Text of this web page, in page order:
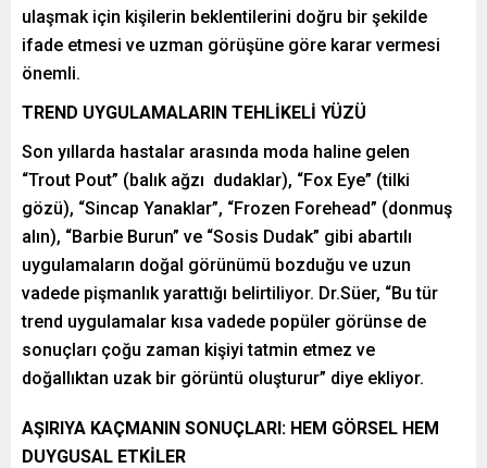
ulaşmak için kişilerin beklentilerini doğru bir şekilde
ifade etmesi ve uzman görüşüne göre karar vermesi
önemli.
TREND UYGULAMALARIN TEHLİKELİ YÜZÜ
Son yıllarda hastalar arasında moda haline gelen
“Trout Pout” (balık ağzı dudaklar), “Fox Eye” (tilki
gözü), “Sincap Yanaklar”, “Frozen Forehead” (donmuş
alın), “Barbie Burun” ve “Sosis Dudak” gibi abartılı
uygulamaların doğal görünümü bozduğu ve uzun
vadede pişmanlık yarattığı belirtiliyor. Dr.Süer, “Bu tür
trend uygulamalar kısa vadede popüler görünse de
sonuçları çoğu zaman kişiyi tatmin etmez ve
doğallıktan uzak bir görüntü oluşturur” diye ekliyor.
AŞIRIYA KAÇMANIN SONUÇLARI: HEM GÖRSEL HEM
DUYGUSAL ETKİLER